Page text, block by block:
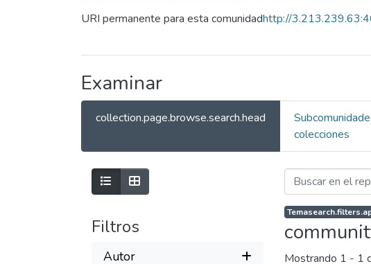
URI permanente para esta comunidadhttp://
Examinar
collection.page.browse.search.head
colecciones
Filtros
Autor Mostrando 1 - 1